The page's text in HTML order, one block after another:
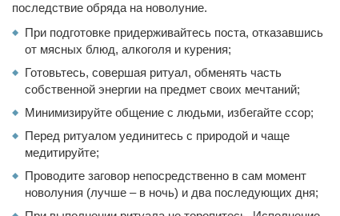
последствие обряда на новолуние.
При подготовке придерживайтесь поста, отказавшись
от мясных блюд, алкоголя и курения;
Готовьтесь, совершая ритуал, обменять часть
собственной энергии на предмет своих мечтаний;
Минимизируйте общение с людьми, избегайте ссор;
Перед ритуалом уединитесь с природой и чаще
медитируйте;
Проводите заговор непосредственно в сам момент
новолуния (лучше – в ночь) и два последующих дня;